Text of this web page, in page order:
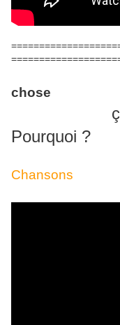
chose
Pourquoi ?
Chansons